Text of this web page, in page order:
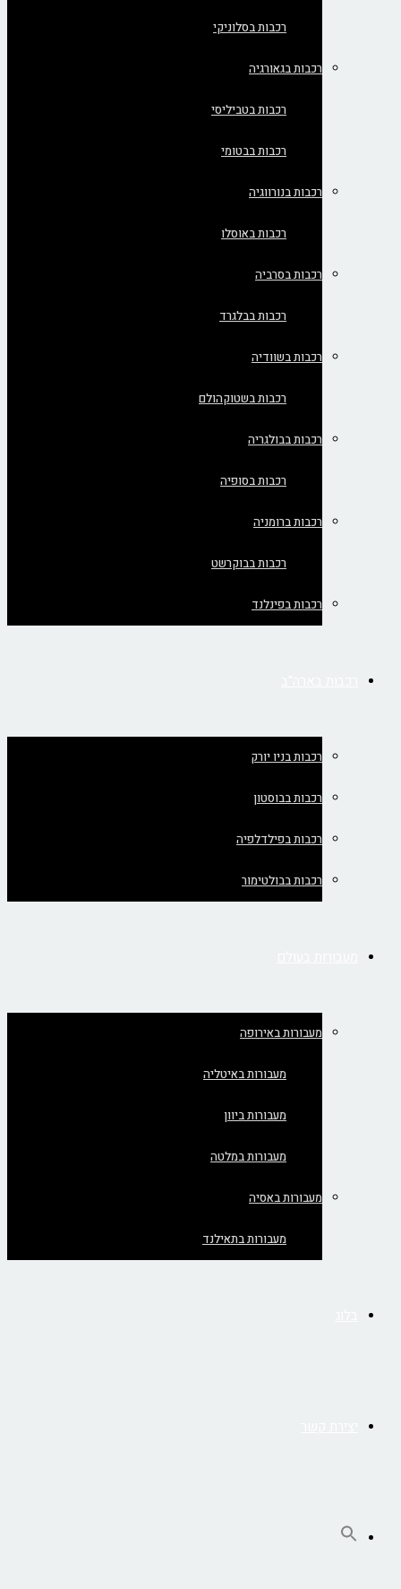
רכבות בסלוניקי
רכבות בגאורגיה
רכבות בטביליסי
רכבות בבטומי
רכבות בנורווגיה
רכבות באוסלו
רכבות בסרביה
רכבות בבלגרד
רכבות בשוודיה
רכבות בשטוקהולם
רכבות בבולגריה
רכבות בסופיה
רכבות ברומניה
רכבות בבוקרשט
רכבות בפינלנד
רכבות בניו יורק
רכבות בבוסטון
רכבות בפילדלפיה
רכבות בבולטימור
מעבורות באירופה
מעבורות באיטליה
מעבורות ביוון
מעבורות במלטה
מעבורות באסיה
מעבורות בתאילנד